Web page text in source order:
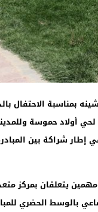
أولاد حموسة
غلاف مالي قدر 2687000.00 درهم في
يتعلقان بمركز
بالوسط الحضري